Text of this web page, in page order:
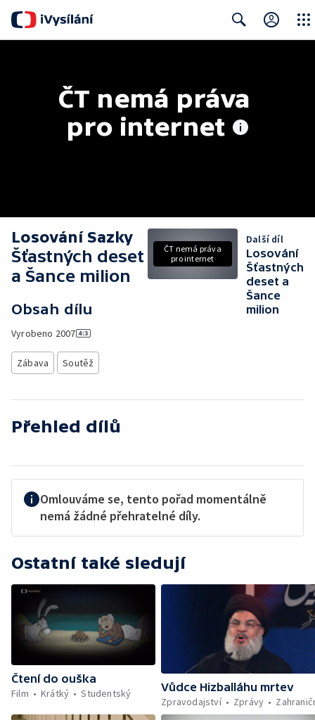
ČT nemá práva
pro internet
Losování Sazky
Šťastných deset
a Šance milion
Obsah dílu
Vyrobeno 2007
Zábava Soutěž
ČT nemá práva
pro internet
Další díl
Losování
Šťastných
deset a
Šance
milion
Přehled dílů
Omlouváme se, tento pořad momentálně
nemá žádné přehratelné díly.
Ostatní také sledují
Čtení do ouška
Film
Krátký Studentský
Vůdce Hizballáhu mrtev
Zpravodajství
Zprávy